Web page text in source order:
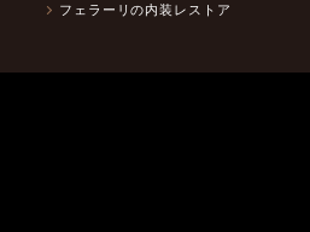
フェラーリの内装レストア